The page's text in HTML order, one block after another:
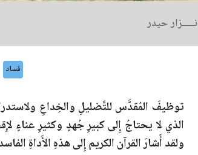
نـــــزار حيدر
فساد
توظيفَ المُقدَّس للتَّضليلِ والخِداعِ
الذي لا يحتاجُ إِلى كبيرِ جُهدٍ وكثيرِ عناءٍ
ولقد أَشارَ القرآن الكريم إِلى هذهِ الأَداةِ